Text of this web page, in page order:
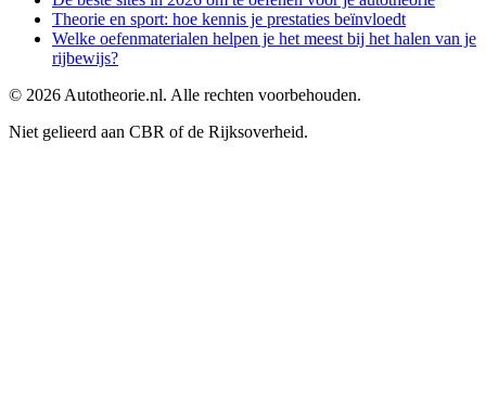
Theorie en sport: hoe kennis je prestaties beïnvloedt
Welke oefenmaterialen helpen je het meest bij het halen van je
rijbewijs?
© 2026 Autotheorie.nl. Alle rechten voorbehouden.
Niet gelieerd aan CBR of de Rijksoverheid.